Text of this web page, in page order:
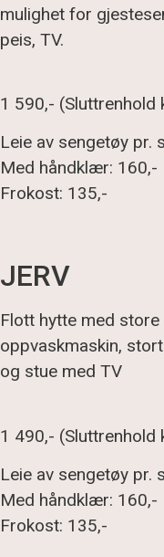
mulighet for
peis, TV.
1 590,- (Sluttrenhold
Leie av sengetøy pr.
Med håndklær: 160,-
Frokost: 135,-
JERV
Flott hytte med
oppvaskmaskin,
og stue med TV
1 490,- (Sluttrenhold
Leie av sengetøy pr.
Med håndklær: 160,-
Frokost: 135,-